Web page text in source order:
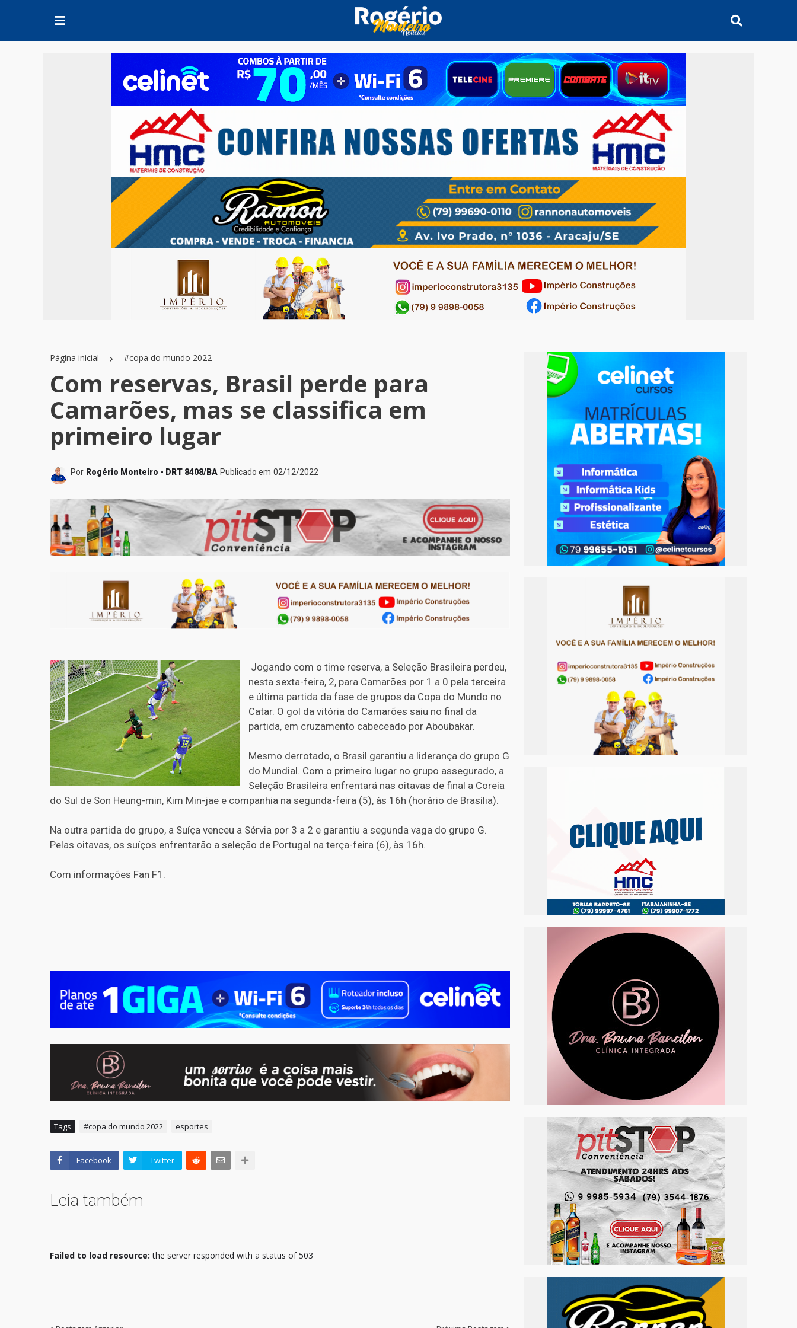
Página inicial #copa do mundo 2022
Com reservas, Brasil perde para
Camarões, mas se classifica em
primeiro lugar
Por Rogério Monteiro - DRT 8408/BA Publicado em 02/12/2022
Jogando com o time reserva, a Seleção Brasileira perdeu,
nesta sexta-feira, 2, para Camarões por 1 a 0 pela terceira
e última partida da fase de grupos da Copa do Mundo no
Catar. O gol da vitória do Camarões saiu no final da
partida, em cruzamento cabeceado por Aboubakar.
Mesmo derrotado, o Brasil garantiu a liderança do grupo G
do Mundial. Com o primeiro lugar no grupo assegurado, a
Seleção Brasileira enfrentará nas oitavas de final a Coreia
do Sul de Son Heung-min, Kim Min-jae e companhia na segunda-feira (5), às 16h (horário de Brasília).
Na outra partida do grupo, a Suíça venceu a Sérvia por 3 a 2 e garantiu a segunda vaga do grupo G.
Pelas oitavas, os suíços enfrentarão a seleção de Portugal na terça-feira (6), às 16h.
Com informações Fan F1.
Tags #copa do mundo 2022 esportes
Facebook Twitter
Leia também
Failed to load resource: the server responded with a status of 503